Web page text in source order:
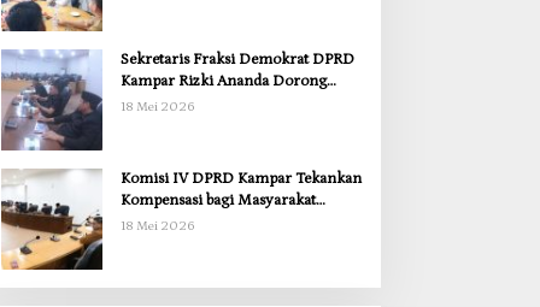
Sekretaris Fraksi Demokrat DPRD
Kampar Rizki Ananda Dorong
Pemulihan Lingkungan dan
18 Mei 2026
Komisi IV DPRD Kampar Tekankan
Kompensasi bagi Masyarakat
Terdampak
18 Mei 2026